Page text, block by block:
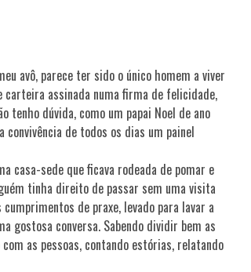
avô, parece ter sido o único homem a viver
assinada numa firma de felicidade,
dúvida, como um papai Noel de ano
de todos os dias um painel
casa-sede que ficava rodeada de pomar e
tinha direito de passar sem uma visita
de praxe, levado para lavar a
conversa. Sabendo dividir bem as
as pessoas, contando estórias, relatando